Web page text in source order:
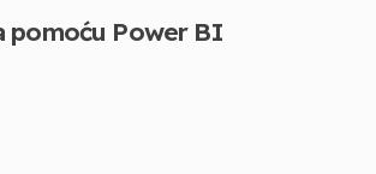
pomoću Power BI